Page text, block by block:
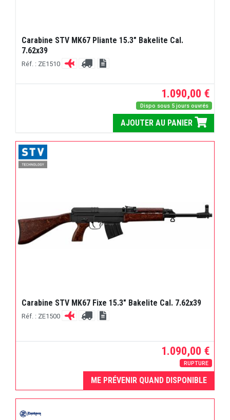
Carabine STV MK67 Pliante 15.3" Bakelite Cal.
7.62x39
Réf. : ZE1510
1.090,00 €
Dispo sous 5 jours ouvrés
AJOUTER AU PANIER
Carabine STV MK67 Fixe 15.3" Bakelite Cal. 7.62x39
Réf. : ZE1500
1.090,00 €
RUPTURE
ME PRÉVENIR QUAND DISPONIBLE